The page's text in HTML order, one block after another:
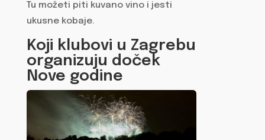
Tu možeti piti kuvano vino i jesti
ukusne kobaje.
Koji klubovi u Zagrebu
organizuju doček
Nove godine